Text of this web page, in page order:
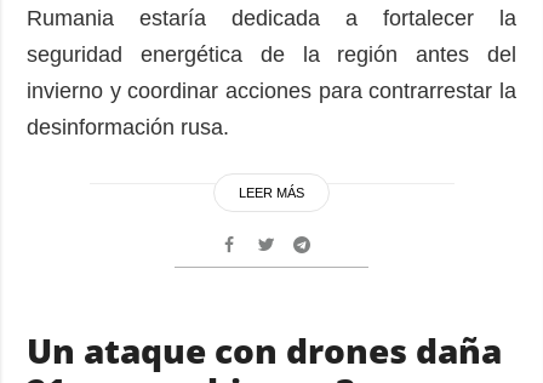
Rumania estaría dedicada a fortalecer la
seguridad energética de la región antes del
invierno y coordinar acciones para contrarrestar la
desinformación rusa.
LEER MÁS
Un ataque con drones daña